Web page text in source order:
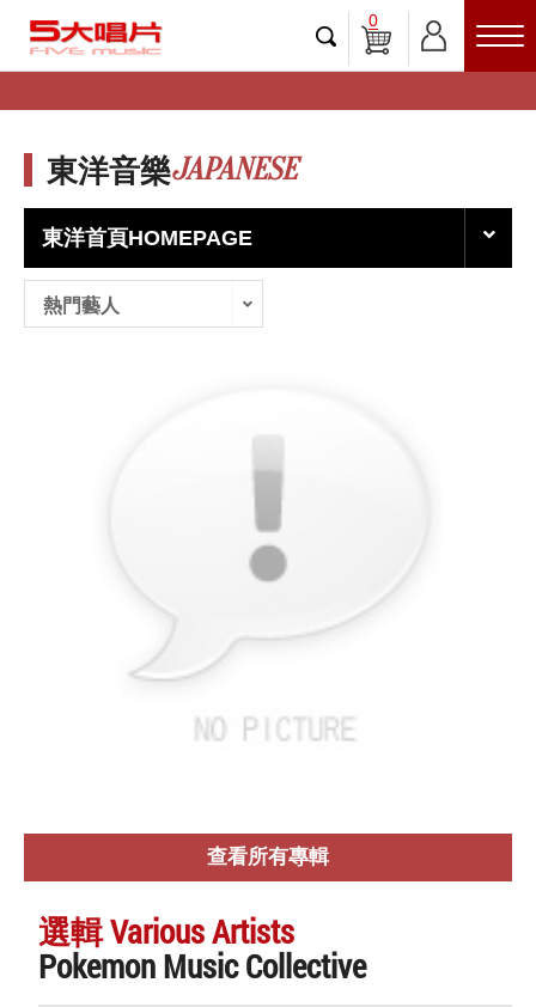
0
東洋音樂JAPANESE
東洋首頁HOMEPAGE
熱門藝人
查看所有專輯
選輯 Various Artists
Pokemon Music Collective